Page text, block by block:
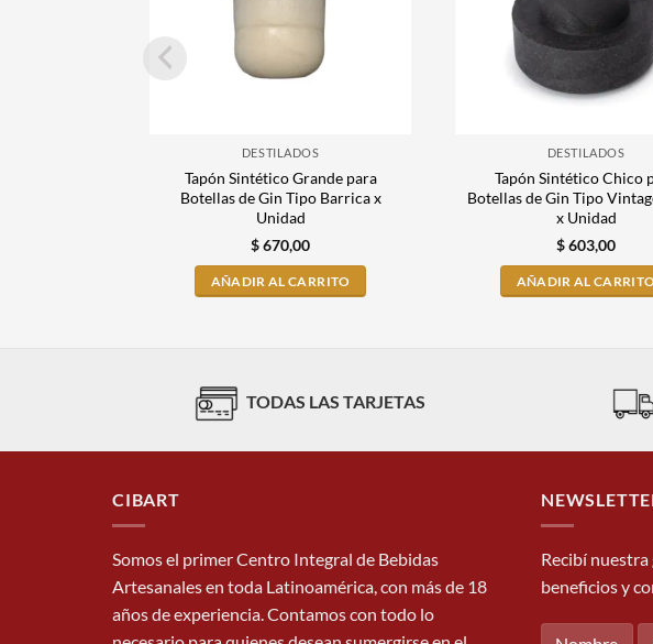
DESTILADOS
Tapón Sintético Grande para
Botellas de Gin Tipo Barrica x
Unidad
$670,00
AÑADIR AL CARRITO
DESTILADOS
Tapón Sintético Chico
Botellas de Gin Tipo
x Unidad
$603,00
AÑADIR AL
TODAS LAS TARJETAS
CIBART
Somos el primer Centro Integral de Bebidas
Artesanales en toda Latinoamérica, con más de 18
años de experiencia. Contamos con todo lo
Recibí
beneficios y